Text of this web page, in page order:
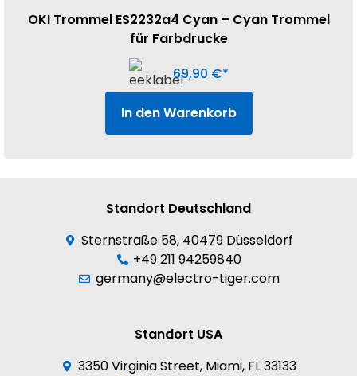
OKI Trommel ES2232a4 Cyan – Cyan Trommel
für Farbdrucke
69,90 €
In den Warenkorb
Standort Deutschland
Sternstraße 58, 40479 Düsseldorf
+49 211 94259840
germany@electro-tiger.com
Standort USA
3350 Virginia Street, Miami, FL 33133